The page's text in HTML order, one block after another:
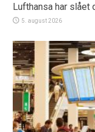
Lufthansa har slået
5. august 2026